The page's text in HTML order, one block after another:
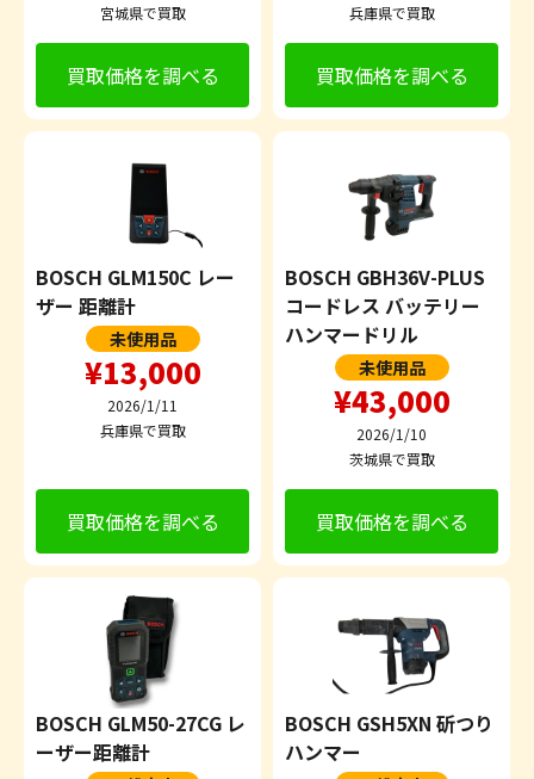
宮城県で買取
買取価格を調べる
兵庫県で買取
買取価格を調べる
BOSCH GLM150C レー
ザー 距離計
未使用品
¥13,000
2026/1/11
兵庫県で買取
買取価格を調べる
BOSCH GBH36V-PLUS
コードレス バッテリー
ハンマードリル
未使用品
¥43,000
2026/1/10
茨城県で買取
買取価格を調べる
BOSCH GLM50-27CG レ
ーザー距離計
BOSCH GSH5XN 斫つり
ハンマー